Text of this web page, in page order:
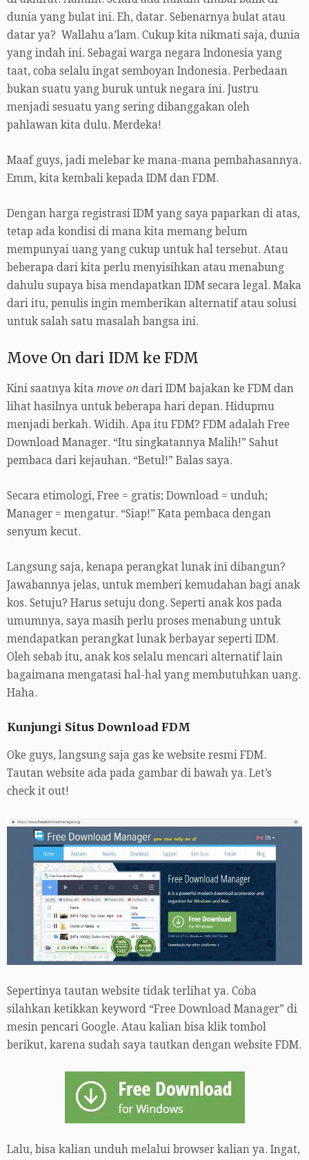
dunia yang bulat ini. Eh, datar. Sebenarnya bulat atau
datar ya? Wallahu a’lam. Cukup kita nikmati saja, dunia
yang indah ini. Sebagai warga negara Indonesia yang
taat, coba selalu ingat semboyan Indonesia. Perbedaan
bukan suatu yang buruk untuk negara ini. Justru
menjadi sesuatu yang sering dibanggakan oleh
pahlawan kita dulu. Merdeka!
Maaf guys, jadi melebar ke mana-mana pembahasannya.
Emm, kita kembali kepada IDM dan FDM.
Dengan harga registrasi IDM yang saya paparkan di atas,
tetap ada kondisi di mana kita memang belum
mempunyai uang yang cukup untuk hal tersebut. Atau
beberapa dari kita perlu menyisihkan atau menabung
dahulu supaya bisa mendapatkan IDM secara legal. Maka
dari itu, penulis ingin memberikan alternatif atau solusi
untuk salah satu masalah bangsa ini.
Move On dari IDM ke FDM
Kini saatnya kita move on dari IDM bajakan ke FDM dan
lihat hasilnya untuk beberapa hari depan. Hidupmu
menjadi berkah. Widih. Apa itu FDM? FDM adalah Free
Download Manager. “Itu singkatannya Malih!” Sahut
pembaca dari kejauhan. “Betul!” Balas saya.
Secara etimologi, Free = gratis; Download = unduh;
Manager = mengatur. “Siap!” Kata pembaca dengan
senyum kecut.
Langsung saja, kenapa perangkat lunak ini dibangun?
Jawabannya jelas, untuk memberi kemudahan bagi anak
kos. Setuju? Harus setuju dong. Seperti anak kos pada
umumnya, saya masih perlu proses menabung untuk
mendapatkan perangkat lunak berbayar seperti IDM.
Oleh sebab itu, anak kos selalu mencari alternatif lain
bagaimana mengatasi hal-hal yang membutuhkan uang.
Haha.
Kunjungi Situs Download FDM
Oke guys, langsung saja gas ke website resmi FDM.
Tautan website ada pada gambar di bawah ya. Let’s
check it out!
Sepertinya tautan website tidak terlihat ya. Coba
silahkan ketikkan keyword “Free Download Manager” di
mesin pencari Google. Atau kalian bisa klik tombol
berikut, karena sudah saya tautkan dengan website FDM.
Lalu, bisa kalian unduh melalui browser kalian ya. Ingat,